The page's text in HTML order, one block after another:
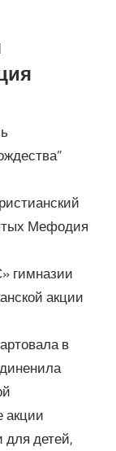
Мефодия
гимназии
акции
в
акции
детей,